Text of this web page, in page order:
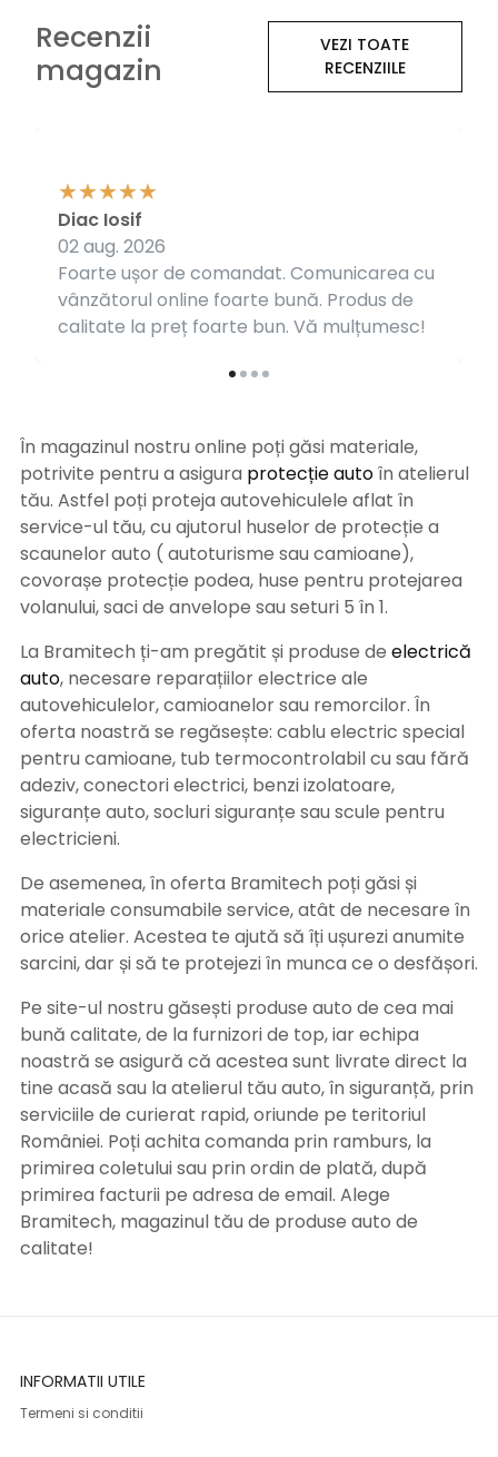
Recenzii
magazin
VEZI TOATE
RECENZIILE
Foarte ușor de comandat. Comunicarea cu
vânzătorul online foarte bună. Produs de
calitate la preț foarte bun. Vă mulțumesc!
Diac Iosif
02 aug. 2026
În magazinul nostru online poți găsi materiale,
potrivite pentru a asigura protecție autoîn atelierul
tău. Astfel poți proteja autovehiculele aflat în
service-ul tău, cu ajutorul huselor de protecție a
scaunelor auto ( autoturisme sau camioane),
covorașe protecție podea, huse pentru protejarea
volanului, saci de anvelope sau seturi 5 în 1.
La Bramitech ți-am pregătit și produse de electrică
auto, necesare reparațiilor electrice ale
autovehiculelor, camioanelor sau remorcilor. În
oferta noastră se regăsește: cablu electric special
pentru camioane, tub termocontrolabil cu sau fără
adeziv, conectori electrici, benzi izolatoare,
siguranțe auto, socluri siguranțe sau scule pentru
electricieni.
De asemenea, în oferta Bramitech poți găsi și
materiale consumabile service, atât de necesare în
orice atelier. Acestea te ajută să îți ușurezi anumite
sarcini, dar și să te protejezi în munca ce o desfășori.
Pe site-ul nostru găsești produse auto de cea mai
bună calitate, de la furnizori de top, iar echipa
noastră se asigură că acestea sunt livrate direct la
tine acasă sau la atelierul tău auto, în siguranță, prin
serviciile de curierat rapid, oriunde pe teritoriul
României. Poți achita comanda prin ramburs, la
primirea coletului sau prin ordin de plată, după
primirea facturii pe adresa de email. Alege
Bramitech, magazinul tău de produse auto de
calitate!
INFORMATII UTILE
Termeni si conditii